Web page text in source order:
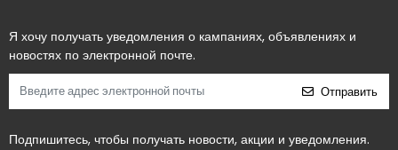
Я хочу получать уведомления о кампаниях, объявлениях и
новостях по электронной почте.
Отправить
Подпишитесь, чтобы получать новости, акции и уведомления.